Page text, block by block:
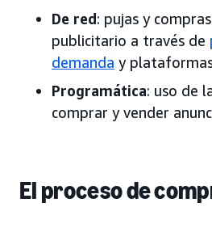
De red: pujas y
publicitario a través de
demanda y
Programática: uso de
comprar y vender
El proceso de